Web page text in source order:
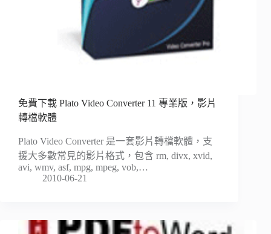
免費下載 Plato Video Converter 11 專業版，影片
轉檔軟體
Plato Video Converter 是一套影片轉檔軟體，支
援大多數常見的影片格式，包含 rm, divx, xvid,
avi, wmv, asf, mpg, mpeg, vob,…
2010-06-21